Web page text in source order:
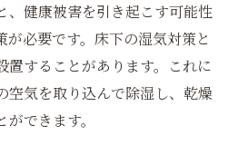
、健康被害を引き起こす可能性
が必要です。床下の湿気対策と
置することがあります。これに
空気を取り込んで除湿し、乾燥
できます。